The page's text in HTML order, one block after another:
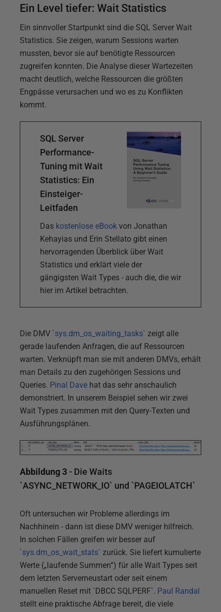
Ein Level tiefer: Wait Statistics
Ein sinnvoller Startpunkt sind die SQL Server Wait
Statistics. Sie zeigen, warum Sessions warten
mussten, bevor sie auf benötigte Ressourcen
zugreifen konnten. Die Analyse dieser Wartezeiten
macht deutlich, welche Ressourcen die größten
Engpässe verursachen und wo es zu Konflikten
kommt.
SQL Server
Performance-
Tuning mit Wait
Statistics: Ein
Einsteiger-
Leitfaden
Das kostenlose eBook von Jonathan
Kehayias und Erin Stellato gibt einen
hervorragenden Überblick über Wait
Statistics und erklärt viele der
gängigsten Wait Types - auch die, die wir
hier im Artikel betrachten.
Die DMV `sys.dm_os_waiting_tasks` zeigt alle
gerade laufenden Anfragen, die auf Ressourcen
warten. Verknüpft man sie mit anderen DMVs, erhält
man Details zu den zugehörigen Sessions und
Queries. Pinal Dave hat das sehr anschaulich
demonstriert. In unserem Beispiel sehen wir zwei
Wait Types zusammen mit den Query-Texten und
Ausführungsplänen.
Abbildung 3- Die Waits
`ASYNC_NETWORK_IO` und `PAGEIOLATCH`
Oft untersuchen wir Probleme allerdings im
Nachhinein - dann ist diese DMV weniger hilfreich.
In solchen Fällen greifen wir besser auf
`sys.dm_os_wait_stats` zurück. Sie liefert kumulierte
Werte („laufende Summen“) für alle Wait Types seit
dem letzten Serverneustart oder seit einem
manuellen Reset mit `DBCC SQLPERF`. Paul Randal
stellt eine praktische Abfrage bereit, die viele